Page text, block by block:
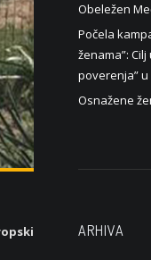
Obeležen
Počela
ženama”:
poverenja” u
Osnažene
ARHIVA